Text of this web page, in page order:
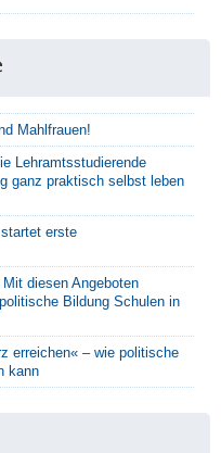
Mahlfrauen!
Lehramtsstudierende
ganz praktisch selbst leben
erste
diesen Angeboten
Bildung Schulen in
erreichen« – wie politische
kann